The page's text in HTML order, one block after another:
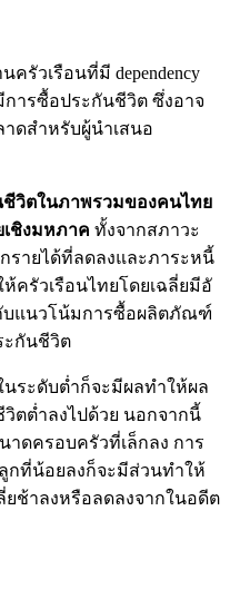
ครัวเรือนที่มี dependency
การซื้อประกันชีวิต ซึ่งอาจ
าดสำหรับผู้นำเสนอ
ชีวิตในภาพรวมของคนไทย
ชิงมหภาค ทั้งจากสภาวะ
รายได้ที่ลดลงและภาระหนี้
ห้ครัวเรือนไทยโดยเฉลี่ยมีอั
แนวโน้มการซื้อผลิตภัณฑ์
ะกันชีวิต
นระดับต่ำก็จะมีผลทำให้ผล
ตต่ำลงไปด้วย นอกจากนี้
าดครอบครัวที่เล็กลง การ
กที่น้อยลงก็จะมีส่วนทำให้
ยช้าลงหรือลดลงจากในอดีต